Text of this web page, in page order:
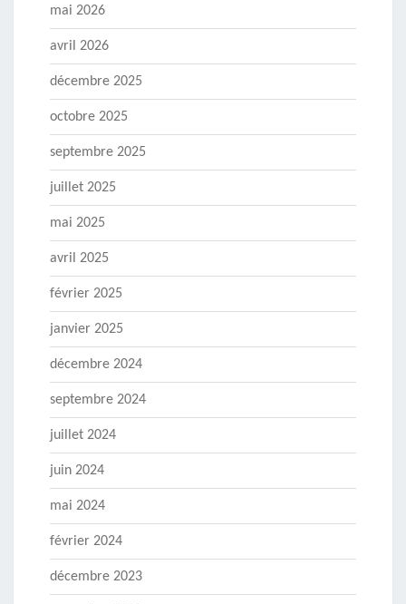
mai 2026
avril 2026
décembre 2025
octobre 2025
septembre 2025
juillet 2025
mai 2025
avril 2025
février 2025
janvier 2025
décembre 2024
septembre 2024
juillet 2024
juin 2024
mai 2024
février 2024
décembre 2023